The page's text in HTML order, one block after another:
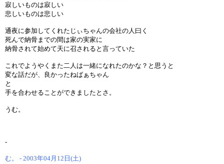
寂しいものは寂しい
悲しいものは悲しい
通夜に参加してくれたじぃちゃんの会社の人曰く
死んで納骨までの間は家の実家に
納骨されて始めて天に召されると言っていた
これでようやくまた二人は一緒になれたのかな？と思うと
変な話だが、良かったねばぁちゃん
と
手を合わせることができましたとさ。
うむ。
-
む。 - 2003年04月12日(土)